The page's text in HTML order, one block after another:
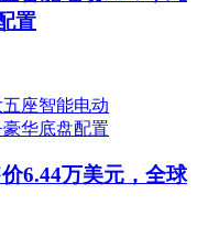
置
6.44万美元，全球